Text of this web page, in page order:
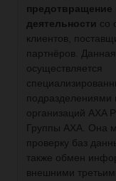
предотвращение
деятельности со
клиентов,
партнёров.
осуществляется
подразделениями
организаций AXA
Группы AXA. Она
проверку баз
также обмен
внешними